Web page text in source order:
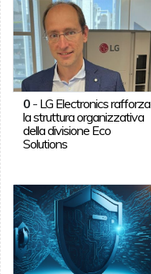
0- LG Electronics rafforza
la struttura organizzativa
della divisione Eco
Solutions